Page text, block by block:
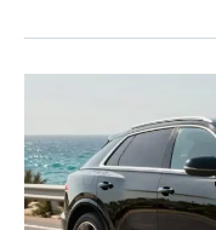
Fiat
500
charme,
pratiques
et
bons